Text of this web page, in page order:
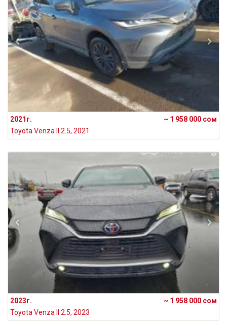
2021г.
~ 1 958 000 сом
Toyota Venza II 2.5, 2021
2023г.
~ 1 958 000 сом
Toyota Venza II 2.5, 2023